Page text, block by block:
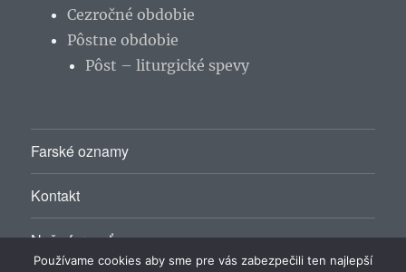
Cezročné obdobie
Pôstne obdobie
Pôst – liturgické spevy
Farské oznamy
Kontakt
Naša farnosť
Používame cookies aby sme pre vás zabezpečili ten najlepší